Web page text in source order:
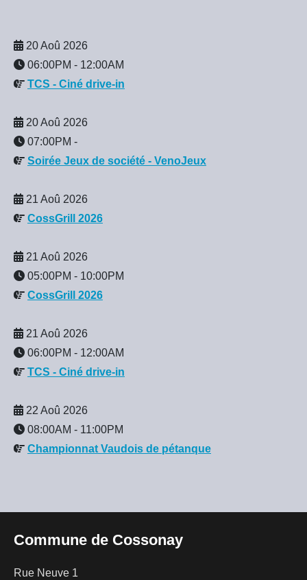
20 Aoû 2026
06:00PM - 12:00AM
TCS - Ciné drive-in
20 Aoû 2026
07:00PM -
Soirée Jeux de société - VenoJeux
21 Aoû 2026
CossGrill 2026
21 Aoû 2026
05:00PM - 10:00PM
CossGrill 2026
21 Aoû 2026
06:00PM - 12:00AM
TCS - Ciné drive-in
22 Aoû 2026
08:00AM - 11:00PM
Championnat Vaudois de pétanque
Commune de Cossonay
Rue Neuve 1